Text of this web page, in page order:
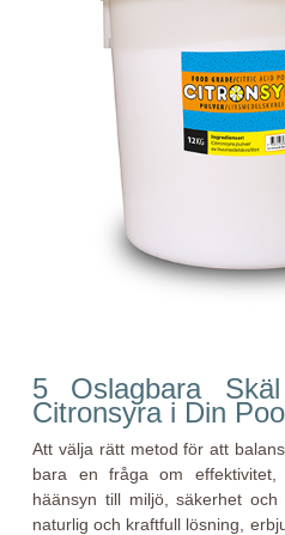
5 Oslagbara
Citronsyra i Din
Att välja rätt metod för att
bara en fråga om
häänsyn till miljö, säkerhet
naturlig och kraftfull lösning,